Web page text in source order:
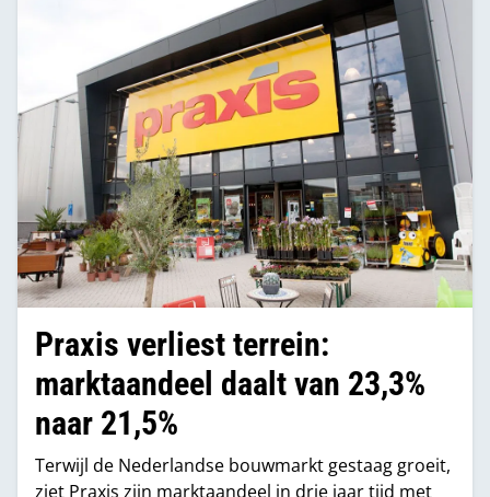
Praxis verliest terrein:
marktaandeel daalt van 23,3%
naar 21,5%
Terwijl de Nederlandse bouwmarkt gestaag groeit,
ziet Praxis zijn marktaandeel in drie jaar tijd met